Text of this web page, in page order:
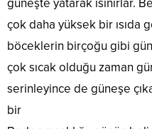
güneşte yatarak ısınırlar.
çok daha yüksek bir ısıda
böceklerin birçoğu gibi
çok sıcak olduğu zaman
serinleyince de güneşe
bir